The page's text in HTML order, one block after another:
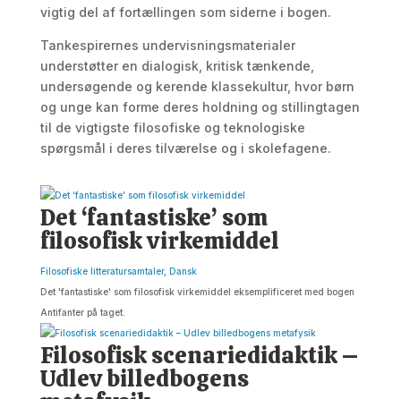
vigtig del af fortællingen som siderne i bogen.
Tankespirernes undervisningsmaterialer
understøtter en dialogisk, kritisk tænkende,
undersøgende og kerende klassekultur, hvor børn
og unge kan forme deres holdning og stillingtagen
til de vigtigste filosofiske og teknologiske
spørgsmål i deres tilværelse og i skolefagene.
Det ‘fantastiske’ som
filosofisk virkemiddel
Filosofiske litteratursamtaler, Dansk
Det 'fantastiske' som filosofisk virkemiddel eksemplificeret med bogen
Antifanter på taget.
Filosofisk scenariedidaktik –
Udlev billedbogens